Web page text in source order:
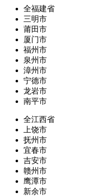
全福建省
三明市
莆田市
厦门市
福州市
泉州市
漳州市
宁德市
龙岩市
南平市
全江西省
上饶市
抚州市
宜春市
吉安市
赣州市
鹰潭市
新余市